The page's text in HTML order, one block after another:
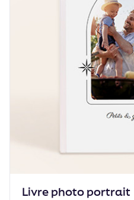
Livre photo portrait